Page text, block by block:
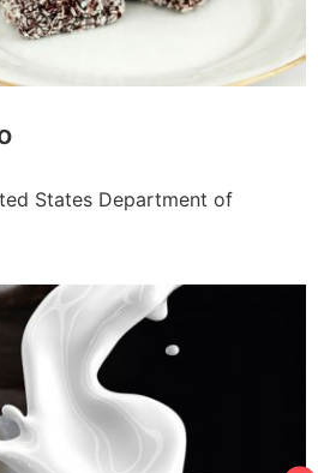
States Department of